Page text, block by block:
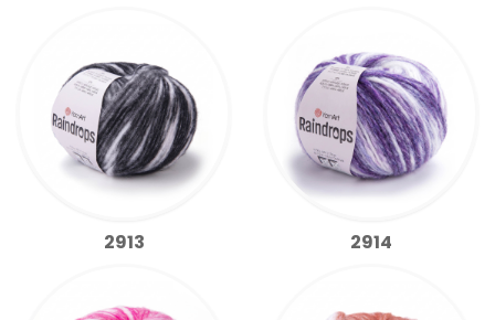
2913 2914